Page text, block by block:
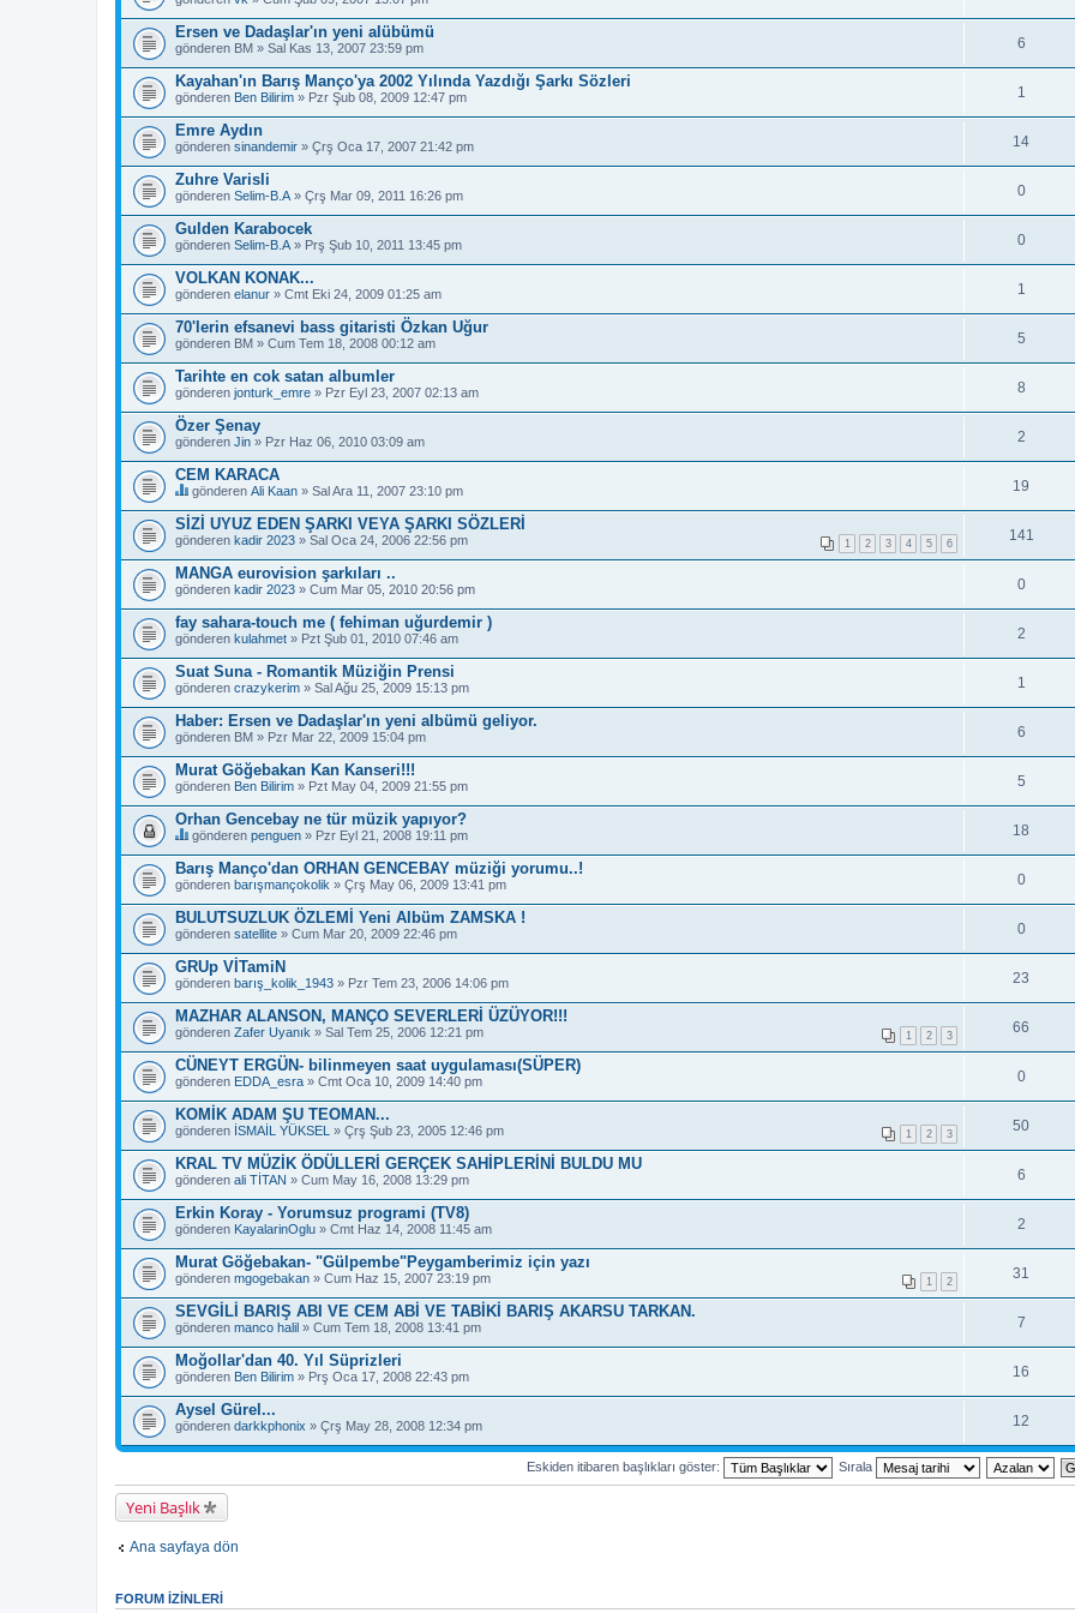
Ersen ve Dadaşlar'ın yeni alübümü
gönderen BM » Sal Kas 13, 2007 23:59 pm 6
Kayahan'ın Barış Manço'ya 2002 Yılında Yazdığı Şarkı Sözleri
gönderen Ben Bilirim » Pzr Şub 08, 2009 12:47 pm 1
Emre Aydın
gönderen sinandemir » Çrş Oca 17, 2007 21:42 pm 14
Zuhre Varisli
gönderen Selim-B.A » Çrş Mar 09, 2011 16:26 pm 0
Gulden Karabocek
gönderen Selim-B.A » Prş Şub 10, 2011 13:45 pm 0
VOLKAN KONAK...
gönderen elanur » Cmt Eki 24, 2009 01:25 am 1
70'lerin efsanevi bass gitaristi Özkan Uğur
gönderen BM » Cum Tem 18, 2008 00:12 am 5
Tarihte en cok satan albumler
gönderen jonturk_emre » Pzr Eyl 23, 2007 02:13 am 8
Özer Şenay
gönderen Jin » Pzr Haz 06, 2010 03:09 am 2
CEM KARACA
B
u
b
a
ş
l
ı
b
i
r
a
n
k
e
t
e
a
h
i
p
.
gönderen Ali Kaan » Sal Ara 11, 2007 23:10 pm 19
SİZİ UYUZ EDEN ŞARKI VEYA ŞARKI SÖZLERİ
1 2 3 4 5 6
gönderen kadir 2023 » Sal Oca 24, 2006 22:56 pm 141
MANGA eurovision şarkıları ..
gönderen kadir 2023 » Cum Mar 05, 2010 20:56 pm 0
fay sahara-touch me ( fehiman uğurdemir )
gönderen kulahmet » Pzt Şub 01, 2010 07:46 am 2
Suat Suna - Romantik Müziğin Prensi
gönderen crazykerim » Sal Ağu 25, 2009 15:13 pm 1
Haber: Ersen ve Dadaşlar'ın yeni albümü geliyor.
gönderen BM » Pzr Mar 22, 2009 15:04 pm 6
Murat Göğebakan Kan Kanseri!!!
gönderen Ben Bilirim » Pzt May 04, 2009 21:55 pm 5
Orhan Gencebay ne tür müzik yapıyor?
B
b
a
ş
l
ı
b
i
r
a
n
k
e
t
e
a
h
i
p
.
gönderen penguen » Pzr Eyl 21, 2008 19:11 pm 18
Barış Manço'dan ORHAN GENCEBAY müziği yorumu..!
gönderen barışmançokolik » Çrş May 06, 2009 13:41 pm 0
BULUTSUZLUK ÖZLEMİ Yeni Albüm ZAMSKA !
gönderen satellite » Cum Mar 20, 2009 22:46 pm 0
GRUp VİTamiN
gönderen barış_kolik_1943 » Pzr Tem 23, 2006 14:06 pm 23
MAZHAR ALANSON, MANÇO SEVERLERİ ÜZÜYOR!!!
1 2 3
gönderen Zafer Uyanık » Sal Tem 25, 2006 12:21 pm 66
CÜNEYT ERGÜN- bilinmeyen saat uygulaması(SÜPER)
gönderen EDDA_esra » Cmt Oca 10, 2009 14:40 pm 0
KOMİK ADAM ŞU TEOMAN...
1 2 3
gönderen İSMAİL YÜKSEL » Çrş Şub 23, 2005 12:46 pm 50
KRAL TV MÜZİK ÖDÜLLERİ GERÇEK SAHİPLERİNİ BULDU MU
gönderen ali TİTAN » Cum May 16, 2008 13:29 pm 6
Erkin Koray - Yorumsuz programi (TV8)
gönderen KayalarinOglu » Cmt Haz 14, 2008 11:45 am 2
Murat Göğebakan- "Gülpembe"Peygamberimiz için yazı
1 2
gönderen mgogebakan » Cum Haz 15, 2007 23:19 pm 31
SEVGİLİ BARIŞ ABI VE CEM ABİ VE TABİKİ BARIŞ AKARSU TARKAN.
gönderen manco halil » Cum Tem 18, 2008 13:41 pm 7
Moğollar'dan 40. Yıl Süprizleri
gönderen Ben Bilirim » Prş Oca 17, 2008 22:43 pm 16
Aysel Gürel...
gönderen darkkphonix » Çrş May 28, 2008 12:34 pm 12
Eskiden itibaren başlıkları göster: Sırala
Yeni Başlık
Ana sayfaya dön
FORUM IZINLERI